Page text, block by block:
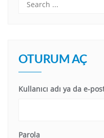
OTURUM AÇ
Kullanıcı adı ya da e-
Parola